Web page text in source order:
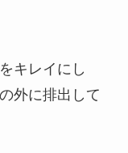
キレイにし
外に排出して